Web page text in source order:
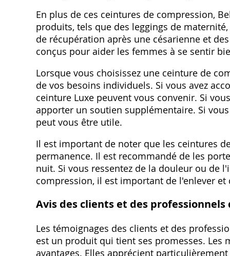
En plus de ces ceintures de compression,
produits, tels que des leggings de
de récupération après une césarienne et
conçus pour aider les femmes à se sentir
Lorsque vous choisissez une ceinture de
de vos besoins individuels. Si vous avez
ceinture Luxe peuvent vous convenir. Si
apporter un soutien supplémentaire. Si
peut vous être utile.
Il est important de noter que les ceintures
permanence. Il est recommandé de les
nuit. Si vous ressentez de la douleur ou de
compression, il est important de l'enlever
Avis des clients et des professionnels
Les témoignages des clients et des
est un produit qui tient ses promesses. Les
avantages. Elles apprécient